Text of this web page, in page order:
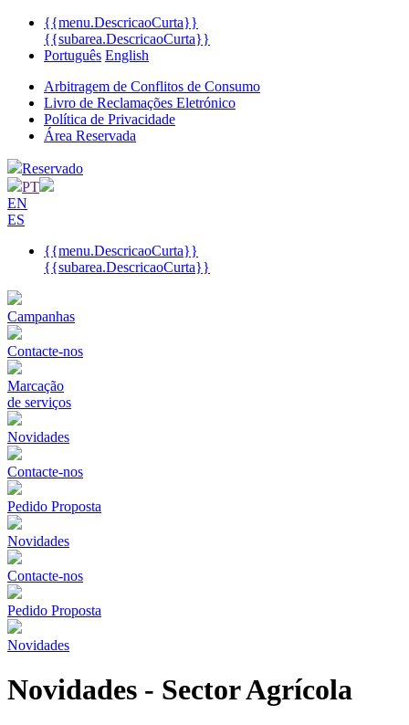
{{menu.DescricaoCurta}}
{{subarea.DescricaoCurta}}
Português English
Arbitragem de Conflitos de Consumo
Livro de Reclamações Eletrónico
Política de Privacidade
Área Reservada
Reservado
PT
EN
ES
{{menu.DescricaoCurta}}
{{subarea.DescricaoCurta}}
Campanhas
Contacte-nos
Marcação
de serviços
Novidades
Contacte-nos
Pedido Proposta
Novidades
Contacte-nos
Pedido Proposta
Novidades
Novidades - Sector Agrícola